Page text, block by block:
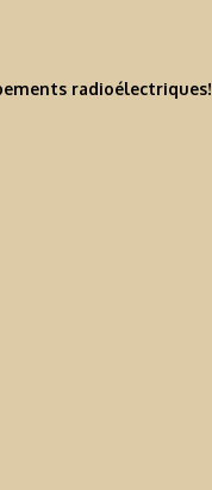
radioélectriques!